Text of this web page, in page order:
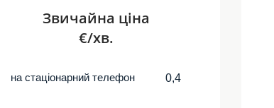
Звичайна ціна
€/хв.
на стаціонарний телефон 0,4